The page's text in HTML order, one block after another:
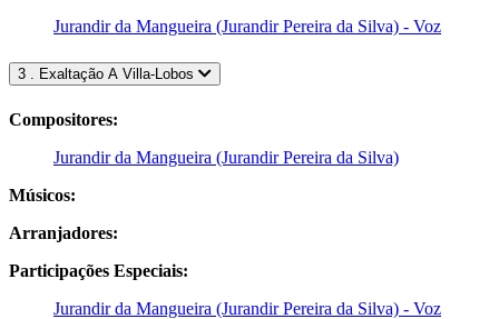
Jurandir da Mangueira (Jurandir Pereira da Silva) - Voz
3 . Exaltação A Villa-Lobos
Compositores:
Jurandir da Mangueira (Jurandir Pereira da Silva)
Músicos:
Arranjadores:
Participações Especiais:
Jurandir da Mangueira (Jurandir Pereira da Silva) - Voz